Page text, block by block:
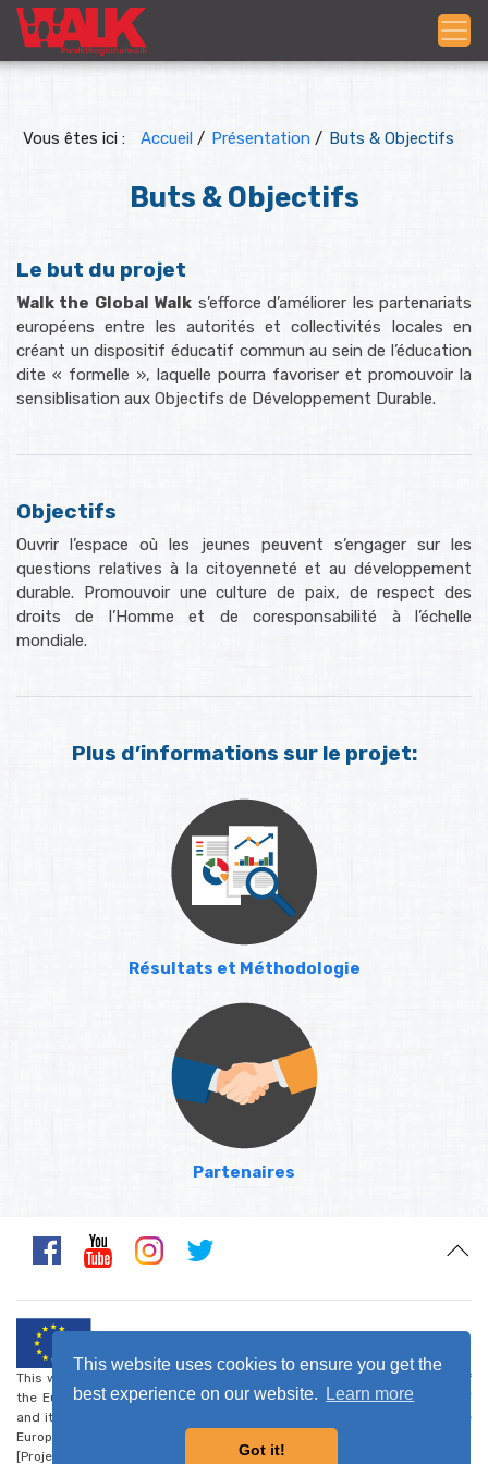
This website uses cookies to ensure you get the
best experience on our website.
Learn more
Got it!
Vous êtes ici : Accueil / Présentation / Buts & Objectifs
Buts & Objectifs
Le but du projet
Walk the Global Walk s’efforce d’améliorer les partenariats
européens entre les autorités et collectivités locales en
créant un dispositif éducatif commun au sein de l’éducation
dite « formelle », laquelle pourra favoriser et promouvoir la
sensiblisation aux Objectifs de Développement Durable.
Objectifs
Ouvrir l’espace où les jeunes peuvent s’engager sur les
questions relatives à la citoyenneté et au développement
durable. Promouvoir une culture de paix, de respect des
droits de l’Homme et de coresponsabilité à l’échelle
mondiale.
Plus d’informations sur le projet:
Résultats et Méthodologie
Partenaires
This website was created and maintained with the financial support of
the European Union. Its contents are the sole responsibility of CARDET
and its project partners and do not necessarily reflect the views of the
European Union.
[Project number: CSO-LA/2017/388-223] -